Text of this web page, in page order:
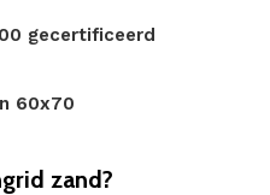
gecertificeerd
60x70
zand?